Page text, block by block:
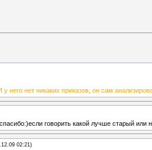
него нет никаких приказов, он сам
говорить какой лучше старый или
02:21)